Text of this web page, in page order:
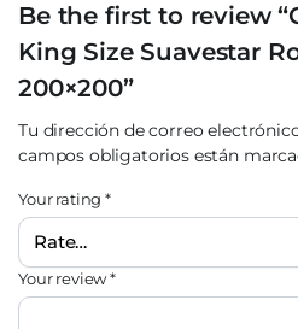
Be the first to review
King Size Suavestar
200×200”
Tu dirección de correo
campos obligatorios están
Your rating*
Your review*